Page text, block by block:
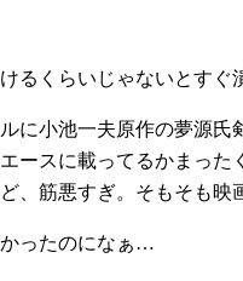
くらいじゃないとすぐ
小池一夫原作の夢源氏
ースに載ってるかまっ
、筋悪すぎ。そもそも映
ったのになぁ…